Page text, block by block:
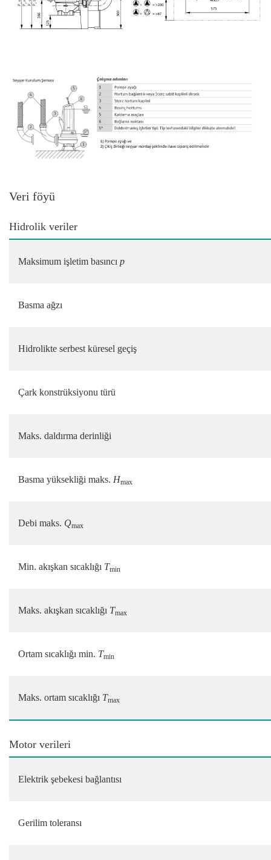
Veri föyü
Hidrolik veriler
Maksimum işletim basıncı p
Basma ağzı
Hidrolikte serbest küresel geçiş
Çark konstrüksiyonu türü
Maks. daldırma derinliği
Basma yüksekliği maks. Hmax
Debi maks. Qmax
Min. akışkan sıcaklığı Tmin
Maks. akışkan sıcaklığı Tmax
Ortam sıcaklığı min. Tmin
Maks. ortam sıcaklığı Tmax
Motor verileri
Elektrik şebekesi bağlantısı
Gerilim toleransı